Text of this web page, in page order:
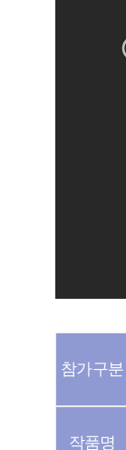
참가구분
작품명